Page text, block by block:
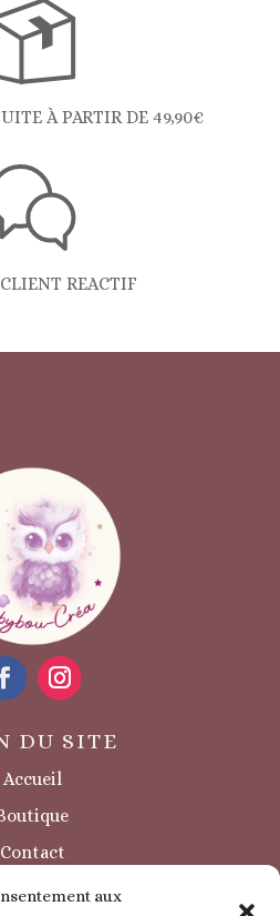
aux
À PARTIR DE 49,90€
REACTIF
DU SITE
Accueil
Contact
/ à savoir